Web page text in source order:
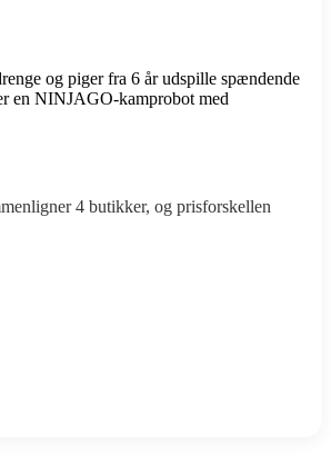
og piger fra 6 år udspille spændende
en NINJAGO-kamprobot med
4 butikker, og prisforskellen